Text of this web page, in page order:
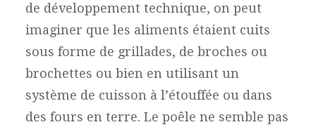
de développement technique, on peut
imaginer que les aliments étaient cuits
sous forme de grillades, de broches ou
brochettes ou bien en utilisant un
système de cuisson à l’étouffée ou dans
des fours en terre. Le poêle ne semble pas